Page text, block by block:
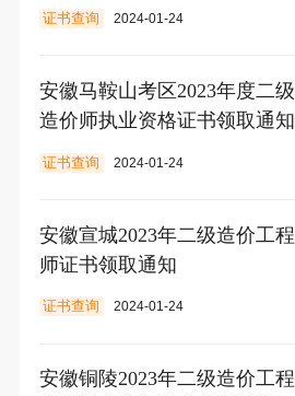
证书查询 2024-01-24
安徽马鞍山考区2023年度二级
造价师执业资格证书领取通知
证书查询 2024-01-24
安徽宣城2023年二级造价工程
师证书领取通知
证书查询 2024-01-24
安徽铜陵2023年二级造价工程